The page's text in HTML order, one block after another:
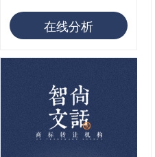
在线分析